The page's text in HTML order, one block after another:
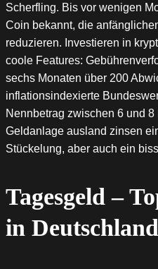
Scherfling. Bis vor wenigen
Coin bekannt, die
reduzieren. Investieren in
coole Features:
sechs Monaten über 200
inflationsindexierte
Nennbetrag zwischen 6 und
Geldanlage ausland zinsen
Stückelung, aber auch ein
Tagesgeld –
in